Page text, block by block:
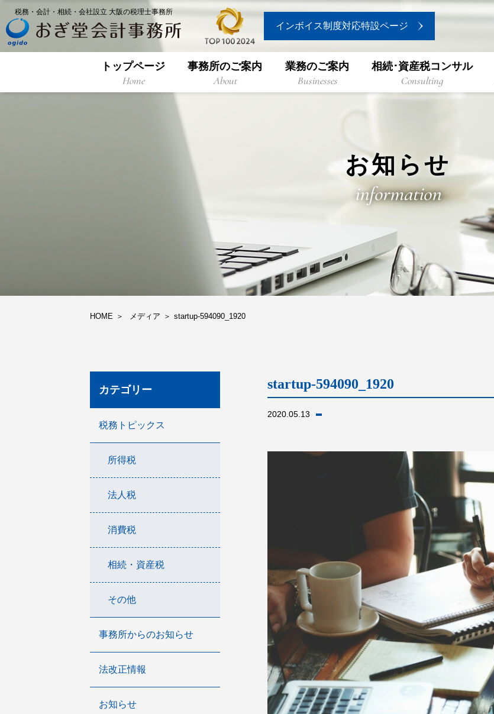
税務・会計・相続・会社設立 大阪の税理士事務所
インボイス制度対応特設ページ
トップページ
Home
事務所のご案内
About
業務のご案内
Businesses
相続･資産税コンサル
Consulting
お知らせ
information
HOME メディア startup-594090_1920
startup-594090_1920
2020.05.13
カテゴリー
税務トピックス
所得税
法人税
消費税
相続・資産税
その他
事務所からのお知らせ
法改正情報
お知らせ